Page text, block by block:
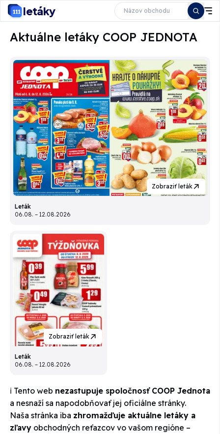
letáky
Aktuálne letáky COOP JEDNOTA
Zobraziť leták
Leták
06.08. – 12.08.2026
Zobraziť leták
Leták
06.08. – 12.08.2026
ℹ️ Tento web nezastupuje spoločnosť COOP Jednota
a nesnaží sa napodobňovať jej oficiálne stránky.
Naša stránka iba zhromažďuje aktuálne letáky a
zľavy obchodných reťazcov vo vašom regióne –